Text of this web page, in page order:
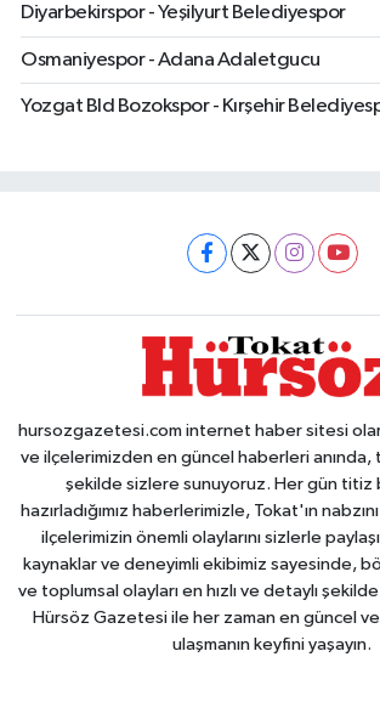
Diyarbekirspor - Yeşilyurt Belediyespor
Osmaniyespor - Adana Adaletgucu
Yozgat Bld Bozokspor - Kırşehir
hursozgazetesi.com internet haber sitesi
ve ilçelerimizden en güncel haberleri anında,
şekilde sizlere sunuyoruz. Her gün titiz
hazırladığımız haberlerimizle, Tokat'ın
ilçelerimizin önemli olaylarını sizlerle
kaynaklar ve deneyimli ekibimiz sayesinde,
ve toplumsal olayları en hızlı ve detaylı
Hürsöz Gazetesi ile her zaman en güncel
ulaşmanın keyfini yaşayın.